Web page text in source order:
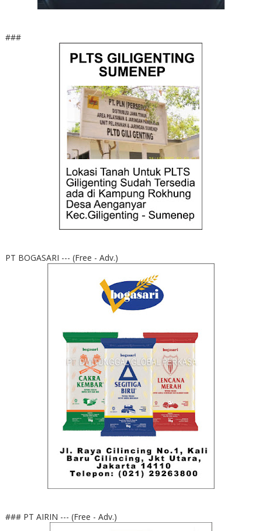
###
PT BOGASARI --- (Free - Adv.)
### PT AIRIN --- (Free - Adv.)